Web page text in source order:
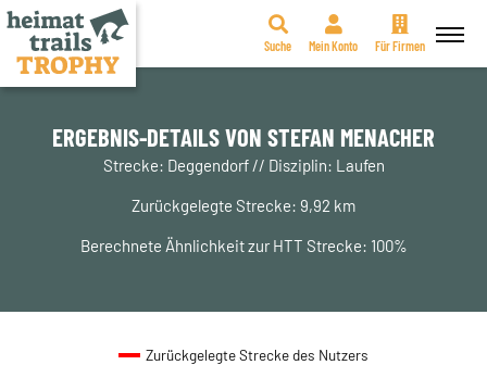
Zum
springen
Suche Mein Konto Für Firmen
ERGEBNIS-DETAILS VON STEFAN MENACHER
Strecke: Deggendorf // Disziplin: Laufen
Zurückgelegte Strecke: 9,92 km
Berechnete Ähnlichkeit zur HTT Strecke: 100%
Zurückgelegte Strecke des Nutzers